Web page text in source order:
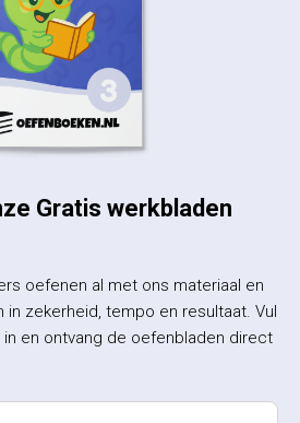
Gratis werkbladen
oefenen al met ons materiaal en
in zekerheid, tempo en resultaat. Vul
en ontvang de oefenbladen direct